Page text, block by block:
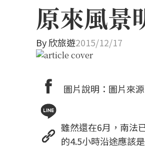
原來風景
By欣旅遊2015/12/17
圖片說明：圖片來
雖然還在6月，南法
的4.5小時沿途應該